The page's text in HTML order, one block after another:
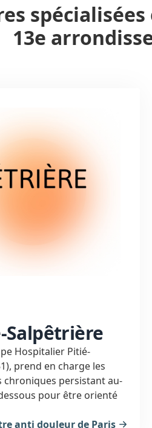
13e
Salpêtrière
Hospitalier Pitié-
prend en charge les
anti douleur de Paris